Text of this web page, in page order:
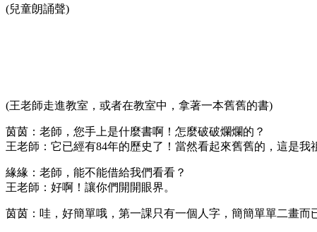
(兒童朗誦聲)
(王老師走進教室，或者在教室中，拿著一本舊舊的書)
茵茵：老師，您手上是什麼書啊！怎麼破破爛爛的？
王老師：它已經有84年的歷史了！當然看起來舊舊的，這是我
緣緣：老師，能不能借給我們看看？
王老師：好啊！讓你們開開眼界。
茵茵：哇，好簡單哦，第一課只有一個人字，簡簡單單二畫而